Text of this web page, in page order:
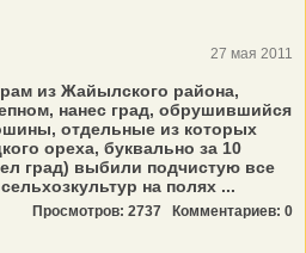
27 мая 2011
из Жайылского района,
нанес град, обрушившийся
отдельные из которых
ореха, буквально за 10
град) выбили подчистую все
на полях ...
Просмотров: 2737 Комментариев: 0